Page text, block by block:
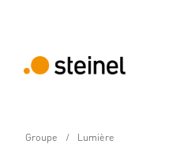
Groupe Lumière